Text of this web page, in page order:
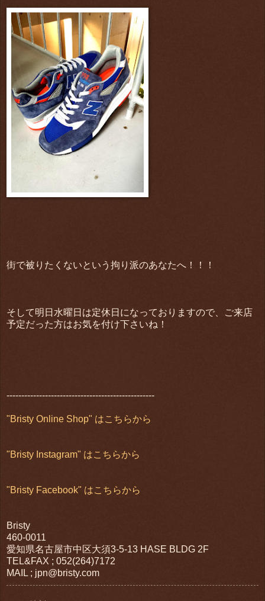
街で被りたくないという拘り派のあなたへ！！！
そして明日水曜日は定休日になっておりますので、ご来店
予定だった方はお気を付け下さいね！
--------------------------------------------------
"Bristy Online Shop" はこちらから
"Bristy Instagram" はこちらから
"Bristy Facebook" はこちらから
Bristy
460-0011
愛知県名古屋市中区大須3-5-13 HASE BLDG 2F
TEL&FAX ; 052(264)7172
MAIL ; jpn@bristy.com